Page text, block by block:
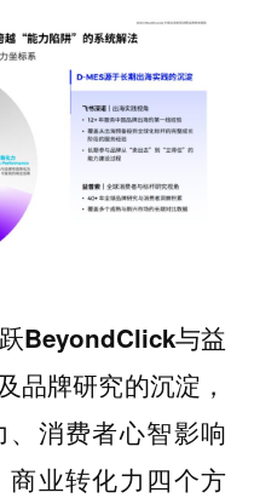
BeyondClick与益
品牌研究的沉淀，
消费者心智影响
业转化力四个方